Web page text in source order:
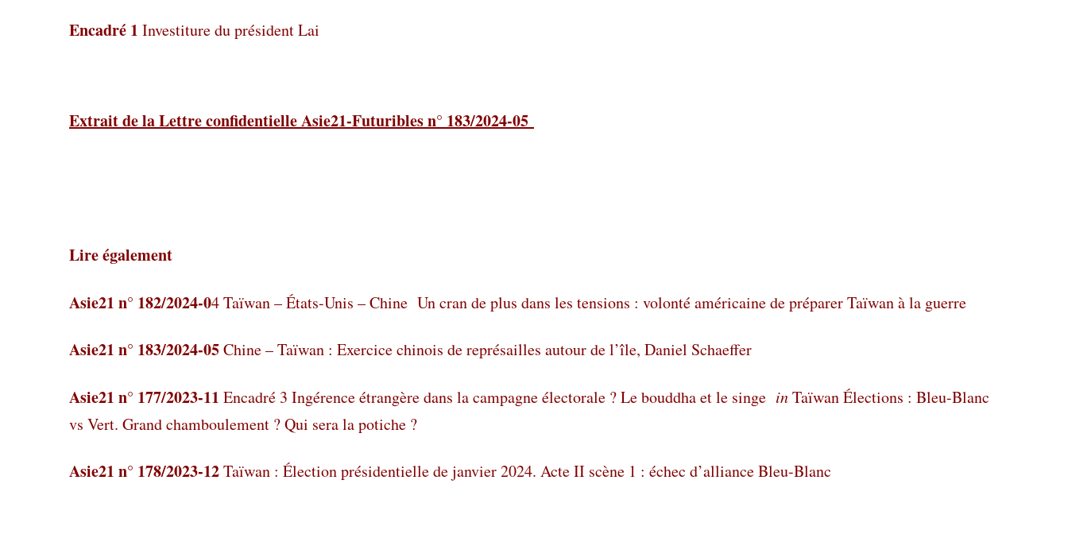
Encadré 1 Investiture du président Lai
Extrait de la Lettre confidentielle Asie21-Futuribles n° 183/2024-05
Lire également
Asie21 n° 182/2024-04Taïwan – États-Unis – Chine Un cran de plus dans les tensions : volonté américaine de préparer Taïwan à la guerre
Asie21 n° 183/2024-05Chine – Taïwan : Exercice chinois de représailles autour de l’île, Daniel Schaeffer
Asie21 n° 177/2023-11 Encadré 3 Ingérence étrangère dans la campagne électorale ? Le bouddha et le singe inTaïwan Élections : Bleu-Blanc
vs Vert. Grand chamboulement ? Qui sera la potiche ?
Asie21 n° 178/2023-12Taïwan : Élection présidentielle de janvier 2024. Acte II scène 1 : échec d’alliance Bleu-Blanc